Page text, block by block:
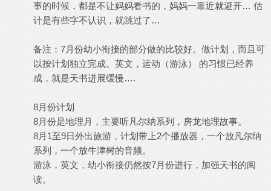
事的时候，都是不让妈妈看书的，妈妈一靠近就避开… 估
计是有些字不认识，就跳过了…
备注：7月份幼小衔接的部分做的比较好。做计划，而且可
以按计划独立完成。英文，运动（游泳） 的习惯已经养
成，就是天书进展缓慢….
8月份计划
8月份是地理月，主要听凡尔纳系列，房龙地理故事。
8月1至9日外出旅游，计划带上2个播放器，一个放凡尔纳
系列，一个放牛津树的音频。
游泳，英文，幼小衔接仍然按7月份进行，加强天书的阅
读。